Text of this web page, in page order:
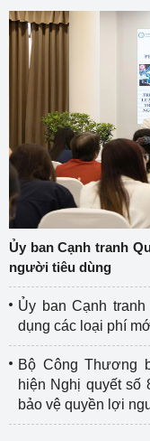
Ủy ban Cạnh tranh
người tiêu dùng
Ủy ban Cạnh
dụng các loại phí
Bộ Công Thương
hiện Nghị quyết số
bảo vệ quyền lợi